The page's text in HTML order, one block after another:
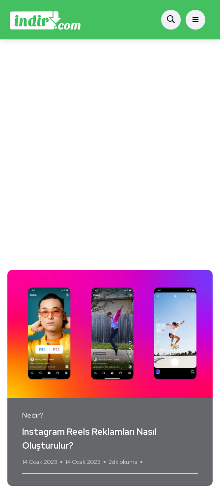
Nedir?
Instagram Reels Reklamları Nasıl
Oluşturulur?
14 Ocak 2023 14 Ocak 2023 2dk okuma